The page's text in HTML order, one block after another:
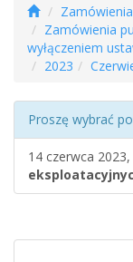
Zamówienia
wyłączeniem
2023
Proszę wybrać
14 czerwca 2023,